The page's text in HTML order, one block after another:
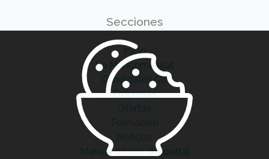
Secciones
Inicio
La Mancomunitat
Candidatos/as
Empresas
Ofertas
Formación
Noticias
Manual de uso del portal